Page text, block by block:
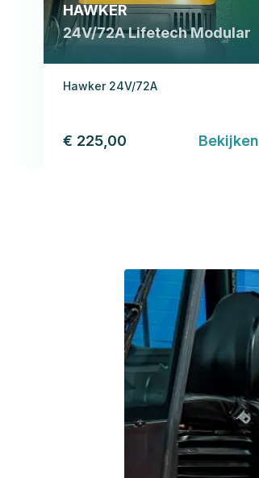
HAWKER
24V/72A Lifetech Modular
Hawker 24V/72A
€ 225,00 Bekijken